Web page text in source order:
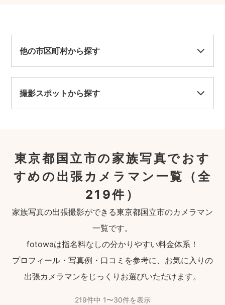
他の市区町村から探す
撮影スポットから探す
東京都国立市の家族写真でおす
すめの出張カメラマン一覧
（全
219件）
家族写真の出張撮影ができる東京都国立市のカメラマン
一覧です。
fotowaは指名料なしの分かりやすい料金体系！
プロフィール・写真例・口コミを参考に、お気に入りの
出張カメラマンをじっくりお選びいただけます。
219件中 1〜30件を表示